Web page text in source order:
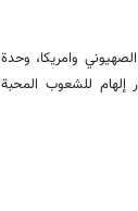
وامريكا، وحدة
إلهام للشعوب المحبة